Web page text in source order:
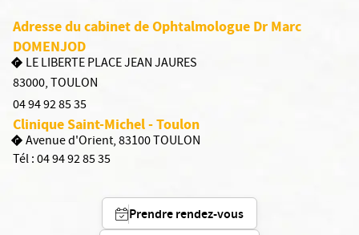
Adresse du cabinet de Ophtalmologue Dr Marc
DOMENJOD
LE LIBERTE PLACE JEAN JAURES
83000,TOULON
04 94 92 85 35
Clinique Saint-Michel - Toulon
Avenue d'Orient, 83100 TOULON
Tél :04 94 92 85 35
Prendre rendez-vous